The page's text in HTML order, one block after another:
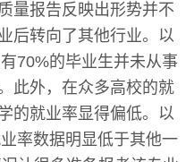
量报告反映出形势并不
后转向了其他行业。以
70%的毕业生并未从事
此外，在众多高校的就
的就业率显得偏低。以
率数据明显低于其他一